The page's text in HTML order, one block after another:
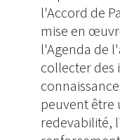
l'Accord de
mise en
l'Agenda de
collecter des
peuvent être
redevabilité,